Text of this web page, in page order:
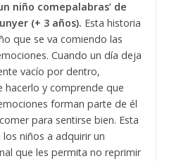
niño comepalabras’ de
(+ 3 años). Esta historia
que se va comiendo las
Cuando un día deja
vacío por dentro,
hacerlo y comprende que
forman parte de él
para sentirse bien. Esta
niños a adquirir un
que les permita no reprimir